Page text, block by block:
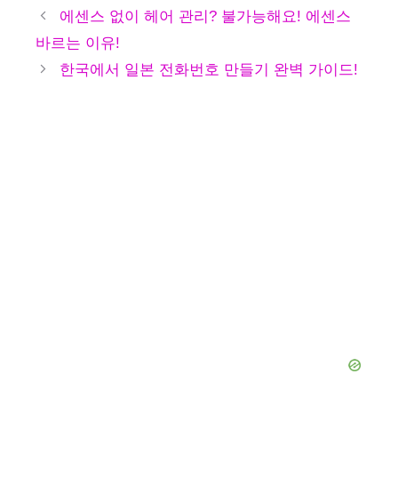
테
리
에센스 없이 헤어 관리? 불가능해요! 에센스
바르는 이유!
한국에서 일본 전화번호 만들기 완벽 가이드!